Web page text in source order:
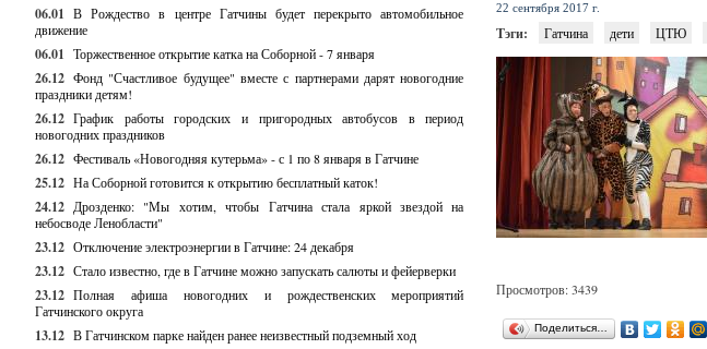
06.01 В Рождество в центре Гатчины будет перекрыто автомобильное
движение
06.01 Торжественное открытие катка на Соборной - 7 января
26.12 Фонд "Счастливое будущее" вместе с партнерами дарят новогодние
праздники детям!
26.12 График работы городских и пригородных автобусов в период
новогодних праздников
26.12 Фестиваль «Новогодняя кутерьма» - с 1 по 8 января в Гатчине
25.12 На Соборной готовится к открытию бесплатный каток!
24.12 Дрозденко: "Мы хотим, чтобы Гатчина стала яркой звездой на
небосводе Ленобласти"
23.12 Отключение электроэнергии в Гатчине: 24 декабря
23.12 Стало известно, где в Гатчине можно запускать салюты и фейерверки
23.12 Полная афиша новогодних и рождественских мероприятий
Гатчинского округа
13.12 В Гатчинском парке найден ранее неизвестный подземный ход
22 сентября 2017 г.
Тэги: Гатчина дети ЦТЮ
Просмотров: 3439
Поделиться…